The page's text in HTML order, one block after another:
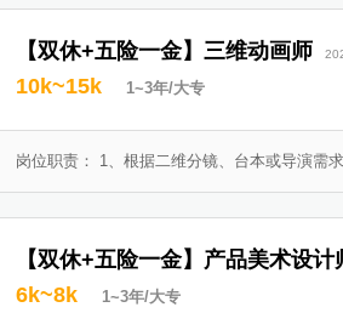
【双休+五险一金】三维动画师
10k~15k 1~3年/大专
岗位职责： 1、根据二维分镜、台本或导演需
【双休+五险一金】产品美术设计
6k~8k
1~3年/大专